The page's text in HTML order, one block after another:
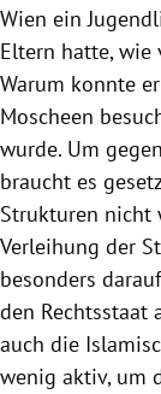
Wien ein
Eltern hatte, wie
Warum konnte
Moscheen
wurde. Um
braucht es
Strukturen nicht
Verleihung der
besonders
den Rechtsstaat
auch die
wenig aktiv, um